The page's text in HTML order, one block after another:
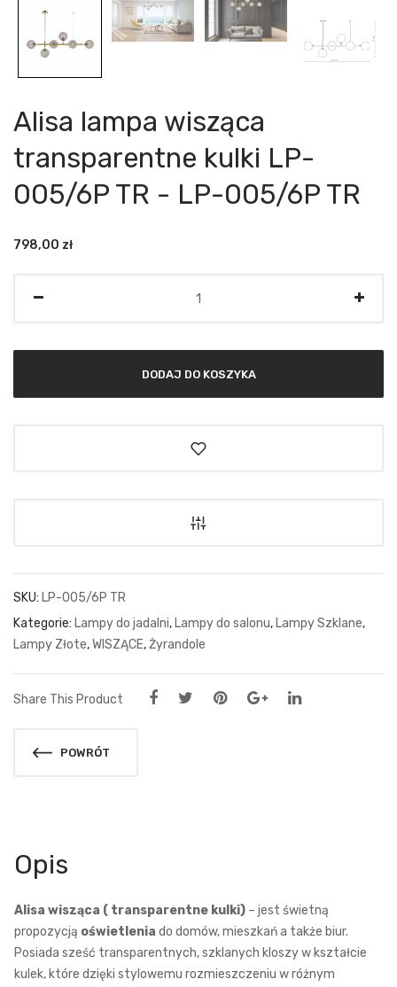
Alisa lampa wisząca
transparentne kulki LP-
005/6P TR - LP-005/6P TR
798,00 zł
DODAJ DO KOSZYKA
SKU: LP-005/6P TR
Kategorie: Lampy do jadalni, Lampy do salonu, Lampy Szklane,
Lampy Złote,WISZĄCE,Żyrandole
Share This Product
POWRÓT
Opis
Alisa wisząca ( transparentne kulki) – jest świetną
propozycją oświetlenia do domów, mieszkań a także biur.
Posiada sześć transparentnych, szklanych kloszy w kształcie
kulek, które dzięki stylowemu rozmieszczeniu w różnym